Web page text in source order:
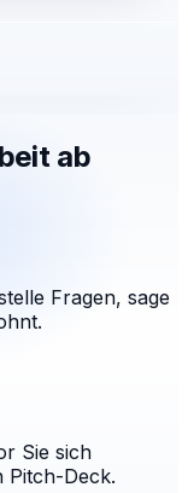
ab
Fragen, sage
Sie sich
Pitch-Deck.